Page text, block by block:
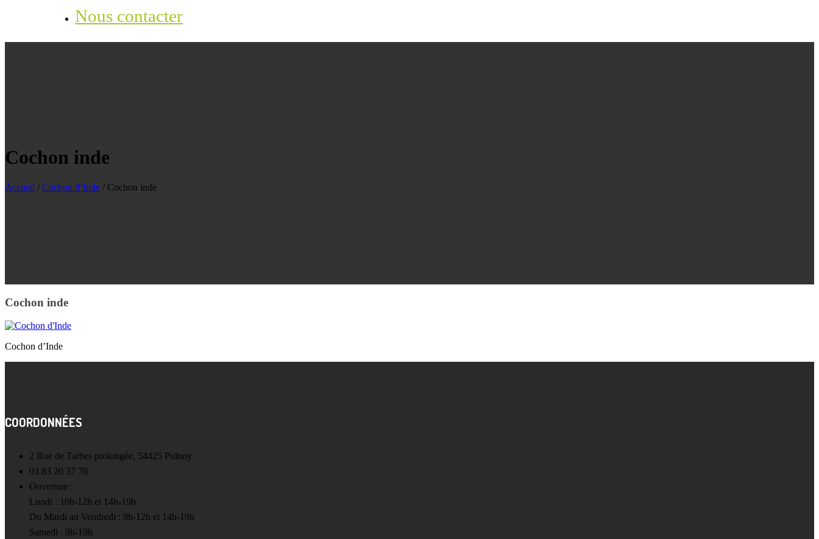
Nous contacter
Cochon inde
Accueil / Cochon d’Inde / Cochon inde
Cochon inde
Cochon d’Inde
COORDONNÉES
2 Rue de Tarbes prolongée, 54425 Pulnoy
03 83 20 37 70
Ouverture :
Lundi : 10h-12h et 14h-19h
Du Mardi au Vendredi : 9h-12h et 14h-19h
Samedi : 9h-19h